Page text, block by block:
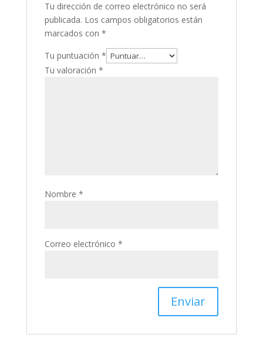
Tu dirección de correo electrónico no será
publicada. Los campos obligatorios están
marcados con *
Tu puntuación *
Tu valoración *
Nombre *
Correo electrónico *